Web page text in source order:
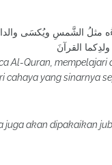
مثلُ الشَّمسِ ويُكسَى والداه
القرآنَ
Al-Quran,
cahaya yang sinarnya
juga akan dipakaikan